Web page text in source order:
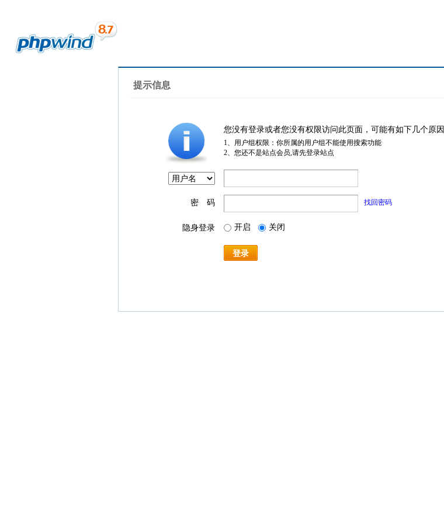
提示信息
您没有登录或者您没有权限访问此页面，可能有如下几个原因
1、用户组权限：你所属的用户组不能使用搜索功能
2、您还不是站点会员,请先登录站点
密 码 找回密码
隐身登录 开启 关闭
登录